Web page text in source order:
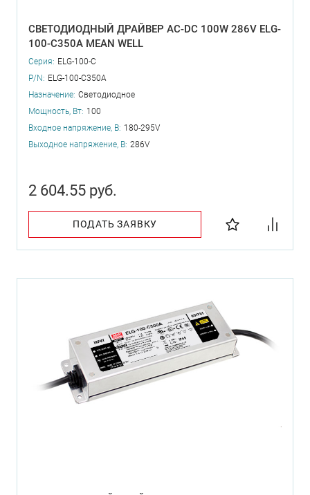
СВЕТОДИОДНЫЙ ДРАЙВЕР AC-DC 100W 286V ELG-
100-C350A MEAN WELL
Серия: ELG-100-C
P/N: ELG-100-C350A
Назначение: Светодиодное
Мощность, Вт: 100
Входное напряжение, В: 180-295V
Выходное напряжение, В: 286V
2 604.55 руб.
ПОДАТЬ ЗАЯВКУ